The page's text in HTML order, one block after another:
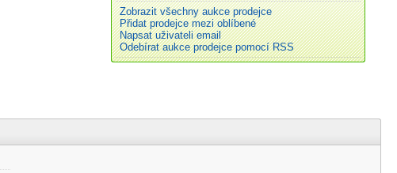
Zobrazit všechny aukce prodejce
Přidat prodejce mezi oblíbené
Napsat uživateli email
Odebírat aukce prodejce pomocí RSS